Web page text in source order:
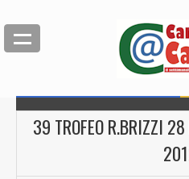
39 TROFEO R.BRIZZI